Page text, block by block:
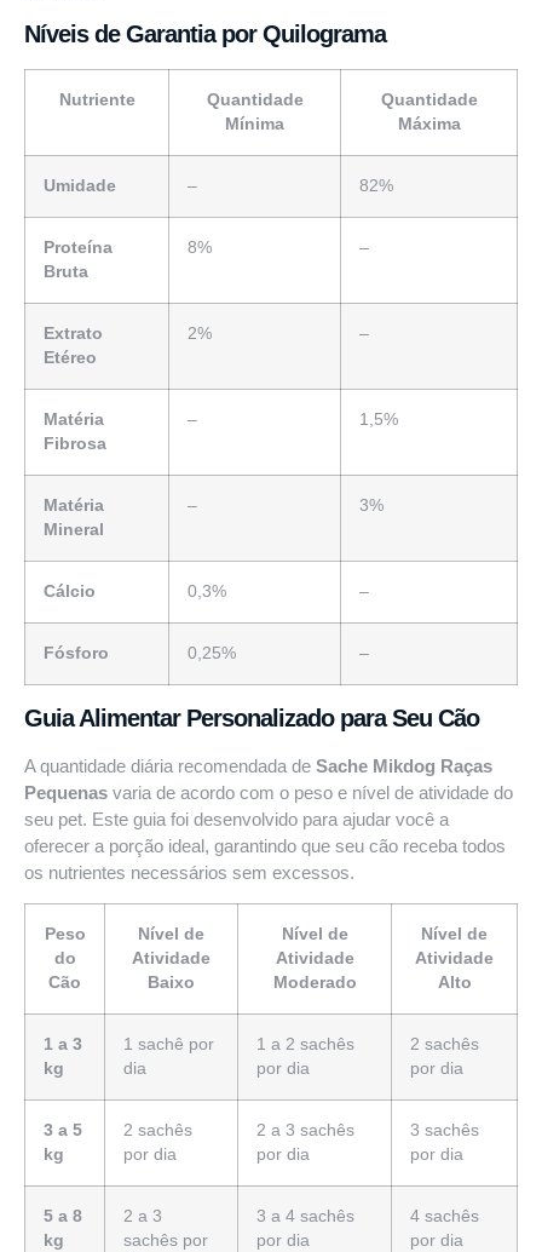
Níveis de Garantia por Quilograma
Nutriente
Quantidade
Mínima
Quantidade
Máxima
Umidade – 82%
Proteína
Bruta
8% –
Extrato
Etéreo
2% –
Matéria
Fibrosa
– 1,5%
Matéria
Mineral
– 3%
Cálcio 0,3% –
Fósforo 0,25% –
Guia Alimentar Personalizado para Seu Cão
A quantidade diária recomendada de Sache Mikdog Raças
Pequenas varia de acordo com o peso e nível de atividade do
seu pet. Este guia foi desenvolvido para ajudar você a
oferecer a porção ideal, garantindo que seu cão receba todos
os nutrientes necessários sem excessos.
Peso
do
Cão
Nível de
Atividade
Baixo
Nível de
Atividade
Moderado
Nível de
Atividade
Alto
1 a 3
kg
1 sachê por
dia
1 a 2 sachês
por dia
2 sachês
por dia
3 a 5
kg
2 sachês
por dia
2 a 3 sachês
por dia
3 sachês
por dia
5 a 8
kg
2 a 3
sachês por
3 a 4 sachês
por dia
4 sachês
por dia